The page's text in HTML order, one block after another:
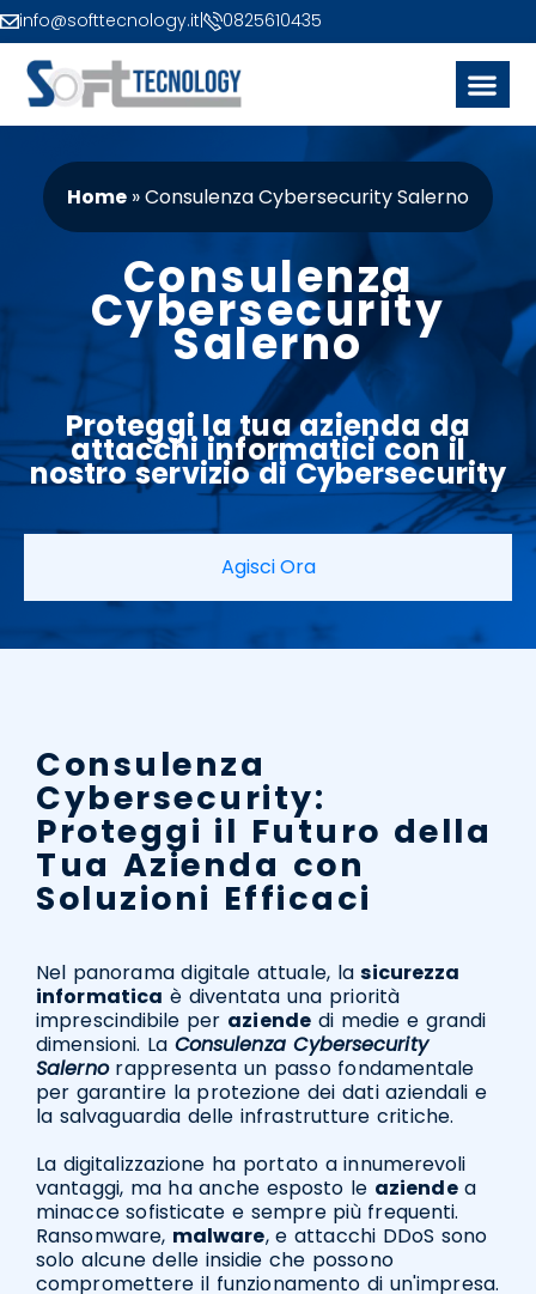
info@softtecnology.it 0825610435
Home »Consulenza Cybersecurity Salerno
Consulenza
Cybersecurity
Salerno
Proteggi la tua azienda da
attacchi informatici con il
nostroserviziodi Cybersecurity
Agisci Ora
Consulenza
Cybersecurity:
Proteggi il Futuro della
Tua Azienda con
Soluzioni Efficaci
Nel panorama digitale attuale, lasicurezza
informatica è diventata una priorità
imprescindibile per aziendedi medie e grandi
dimensioni. La Consulenza Cybersecurity
Salernorappresenta un passo fondamentale
per garantire la protezione dei dati aziendali e
la salvaguardia delle infrastrutture critiche.
La digitalizzazione ha portato a innumerevoli
vantaggi, ma ha anche esposto le aziendea
minacce sofisticate e sempre più frequenti.
Ransomware, malware, e attacchi DDoS sono
solo alcune delle insidie che possono
compromettere il funzionamento di un'impresa.